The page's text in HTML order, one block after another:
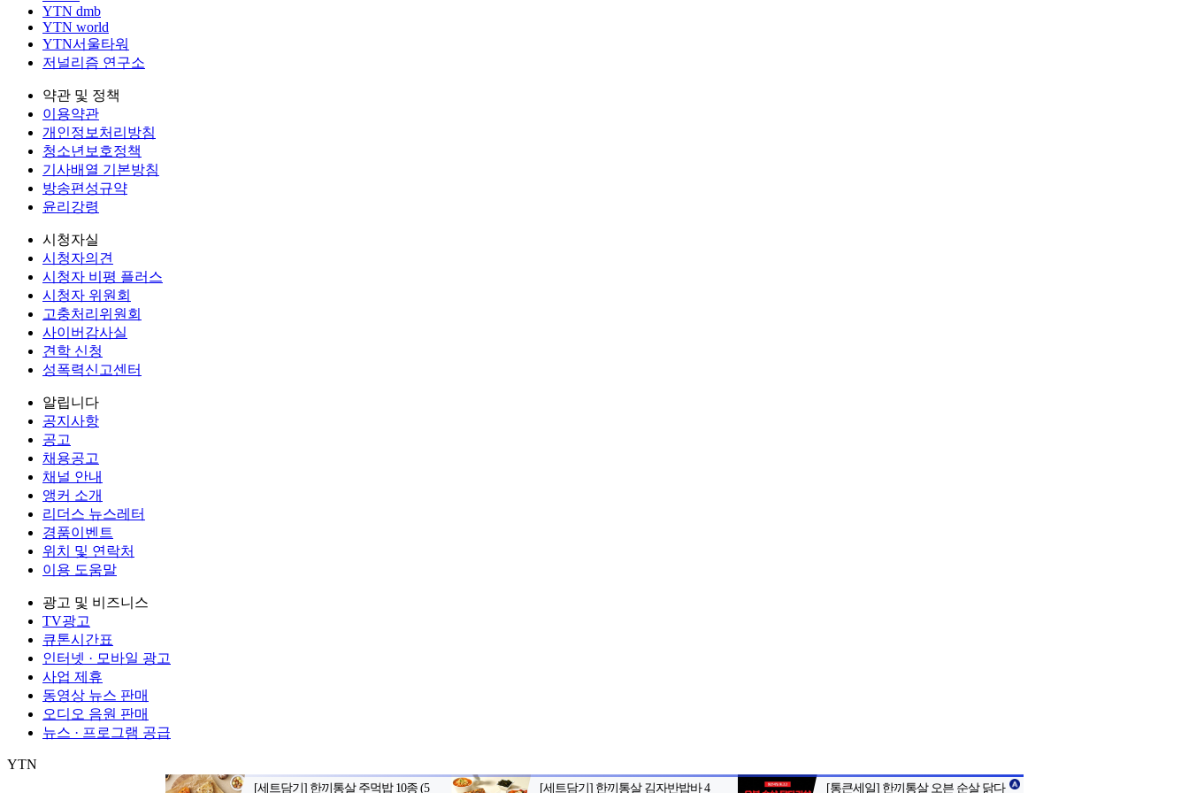
YTN dmb
YTN world
YTN서울타워
저널리즘 연구소
약관 및 정책
이용약관
개인정보처리방침
청소년보호정책
기사배열 기본방침
방송편성규약
윤리강령
시청자실
시청자의견
시청자 비평 플러스
시청자 위원회
고충처리위원회
사이버감사실
견학 신청
성폭력신고센터
알립니다
공지사항
공고
채용공고
채널 안내
앵커 소개
리더스 뉴스레터
경품이벤트
위치 및 연락처
이용 도움말
광고 및 비즈니스
TV광고
큐톤시간표
인터넷 · 모바일 광고
사업 제휴
동영상 뉴스 판매
오디오 음원 판매
뉴스 · 프로그램 공급
YTN
서울특별시 마포구 상암산로 76 (상암동) 대표전화: 02-398-8000 팩스: 02-398-8129 사업자등록번호: 102-81-32883